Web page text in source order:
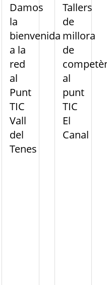
Damos
la
bienvenida
a la
red
al
Punt
TIC
Vall
del
Tenes
Tallers
de
millora
de
al
punt
TIC
El
Canal